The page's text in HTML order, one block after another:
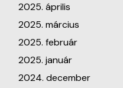
2025. április
2025. március
2025. február
2025. január
2024. december